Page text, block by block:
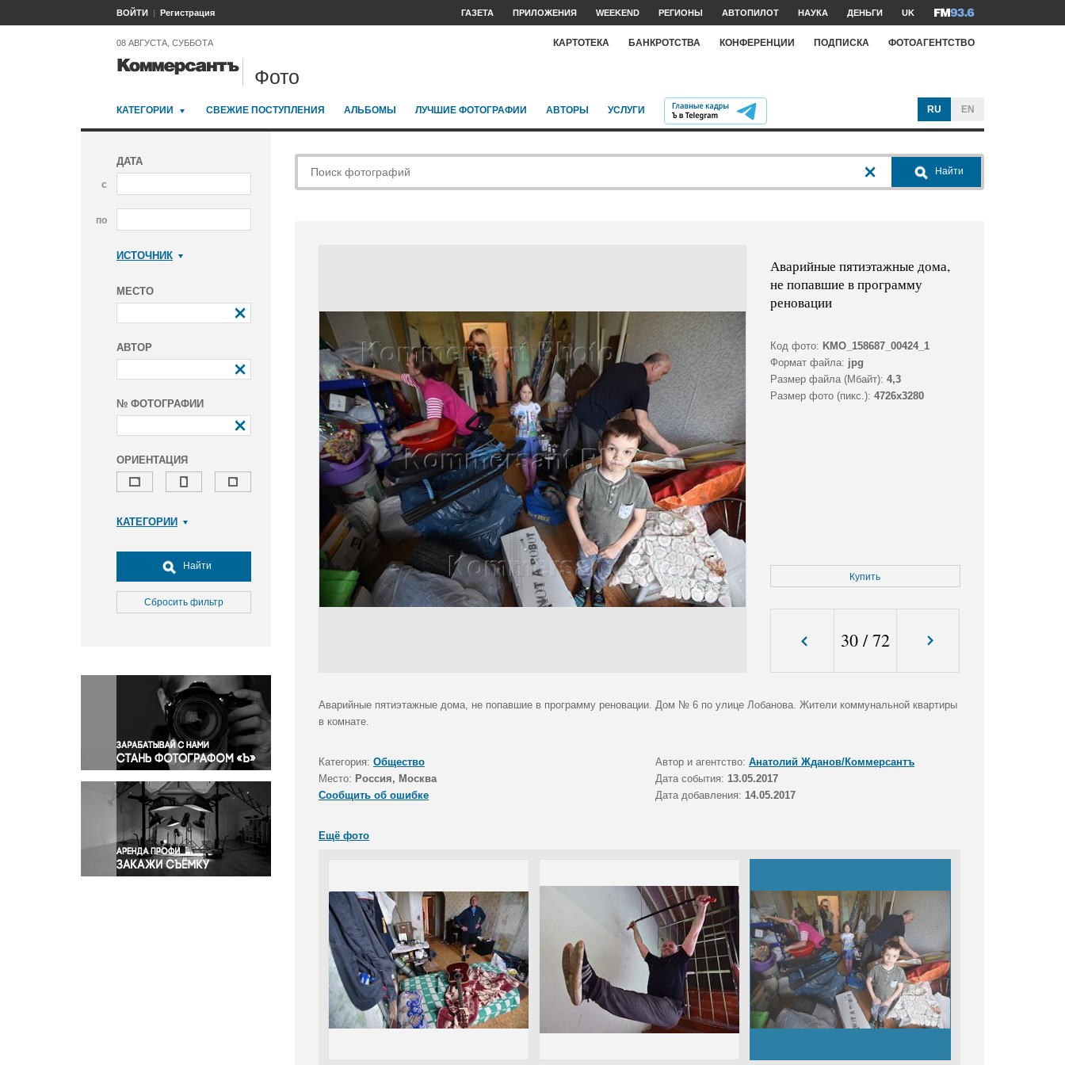
ВОЙТИ Регистрация ГАЗЕТА ПРИЛОЖЕНИЯ WEEKEND РЕГИОНЫ АВТОПИЛОТ НАУКА ДЕНЬГИ UK
08 АВГУСТА, СУББОТА КАРТОТЕКА БАНКРОТСТВА КОНФЕРЕНЦИИ ПОДПИСКА ФОТОАГЕНТСТВО
Фото
КАТЕГОРИИ СВЕЖИЕ ПОСТУПЛЕНИЯ АЛЬБОМЫ ЛУЧШИЕ ФОТОГРАФИИ АВТОРЫ УСЛУГИ RU EN
ДАТА
с
по
ИСТОЧНИК
МЕСТО
АВТОР
№ ФОТОГРАФИИ
ОРИЕНТАЦИЯ
КАТЕГОРИИ
Досуг, туризм и отдых
Культура
Медицина
Окружающая среда
Политика
Правосудие
Происшествия и конфликты
Религия
Светская жизнь
Спорт
Экология
Экономика и бизнес
Найти
Сбросить фильтр
Найти
Аварийные пятиэтажные дома,
не попавшие в программу
реновации
Код фото: KMO_158687_00424_1
Формат файла: jpg
Размер файла (Мбайт): 4,3
Размер фото (пикс.): 4726x3280
Купить
30/72
Аварийные пятиэтажные дома, не попавшие в программу реновации. Дом № 6 по улице Лобанова. Жители коммунальной квартиры
в комнате.
Категория: Общество Автор и агентство: Анатолий Жданов/Коммерсантъ
Место: Россия, Москва Дата события: 13.05.2017
Сообщить об ошибке
Дата добавления: 14.05.2017
Ещё фото